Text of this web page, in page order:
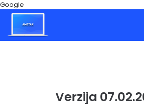
Google
Verzija